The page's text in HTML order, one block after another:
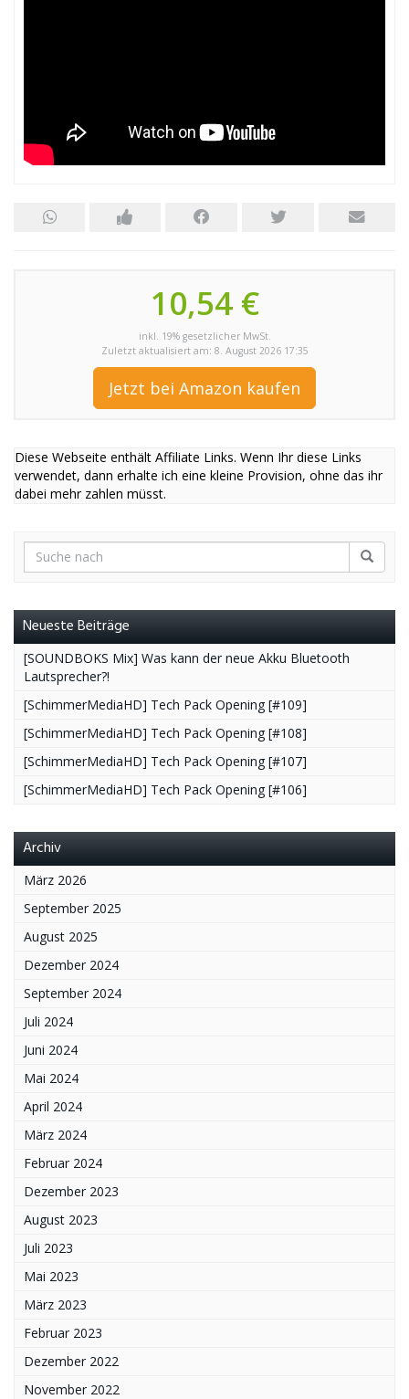
10,54 €
inkl. 19% gesetzlicher MwSt.
Zuletzt aktualisiert am: 8. August 2026 17:35
Jetzt bei Amazon kaufen
Diese Webseite enthält Affiliate Links. Wenn Ihr diese Links
verwendet, dann erhalte ich eine kleine Provision, ohne das ihr
dabei mehr zahlen müsst.
Neueste Beiträge
[SOUNDBOKS Mix] Was kann der neue Akku Bluetooth
Lautsprecher?!
[SchimmerMediaHD] Tech Pack Opening [#109]
[SchimmerMediaHD] Tech Pack Opening [#108]
[SchimmerMediaHD] Tech Pack Opening [#107]
[SchimmerMediaHD] Tech Pack Opening [#106]
Archiv
März 2026
September 2025
August 2025
Dezember 2024
September 2024
Juli 2024
Juni 2024
Mai 2024
April 2024
März 2024
Februar 2024
Dezember 2023
August 2023
Juli 2023
Mai 2023
März 2023
Februar 2023
Dezember 2022
November 2022